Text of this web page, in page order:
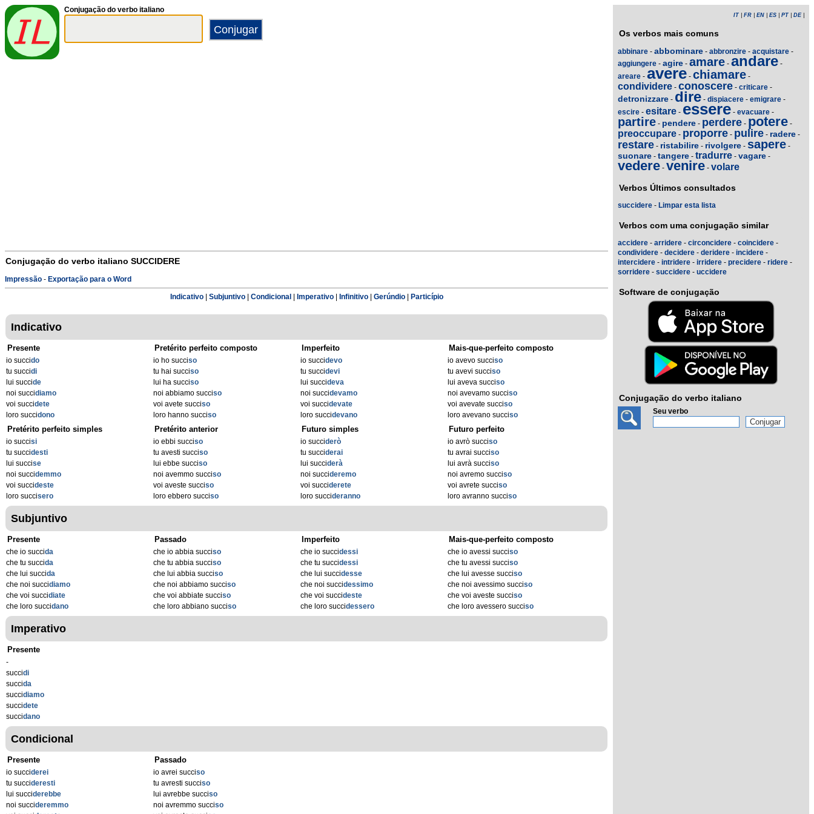
Conjugação do verbo italiano
Conjugação do verbo italiano SUCCIDERE
Impressão - Exportação para o Word
Indicativo| Subjuntivo| Condicional Imperativo| Infinitivo| Gerúndio| Particípio
Indicativo
Presente
io succido
tu succidi
lui succide
noi succidiamo
voi succidete
loro succidono
Pretérito perfeito composto
io ho succiso
tu hai succiso
lui ha succiso
noi abbiamo succiso
voi avete succiso
loro hanno succiso
Imperfeito
io succidevo
tu succidevi
lui succideva
noi succidevamo
voi succidevate
loro succidevano
Mais-que-perfeito composto
io avevo succiso
tu avevi succiso
lui aveva succiso
noi avevamo succiso
voi avevate succiso
loro avevano succiso
Pretérito perfeito simples
io succisi
tu succidesti
lui succise
noi succidemmo
voi succideste
loro succisero
Pretérito anterior
io ebbi succiso
tu avesti succiso
lui ebbe succiso
noi avemmo succiso
voi aveste succiso
loro ebbero succiso
Futuro simples
io succiderò
tu succiderai
lui succiderà
noi succideremo
voi succiderete
loro succideranno
Futuro perfeito
io avrò succiso
tu avrai succiso
lui avrà succiso
noi avremo succiso
voi avrete succiso
loro avranno succiso
Subjuntivo
Presente
che io succida
che tu succida
che lui succida
che noi succidiamo
che voi succidiate
che loro succidano
Passado
che io abbia succiso
che tu abbia succiso
che lui abbia succiso
che noi abbiamo succiso
che voi abbiate succiso
che loro abbiano succiso
Imperfeito
che io succidessi
che tu succidessi
che lui succidesse
che noi succidessimo
che voi succideste
che loro succidessero
Mais-que-perfeito composto
che io avessi succiso
che tu avessi succiso
che lui avesse succiso
che noi avessimo succiso
che voi aveste succiso
che loro avessero succiso
Imperativo
Presente
-
succidi
succida
succidiamo
succidete
succidano
Condicional
Presente
io succiderei
tu succideresti
lui succiderebbe
noi succideremmo
Passado
io avrei succiso
tu avresti succiso
lui avrebbe succiso
noi avremmo succiso
IT FR EN ES PT DE|
Os verbos mais comuns
abbinare - abbominare - abbronzire - acquistare -
aggiungere - agire - amare - andare -
areare - avere - chiamare -
condividere - conoscere - criticare -
detronizzare - dire - dispiacere - emigrare -
escire - esitare - essere - evacuare -
partire - pendere - perdere - potere -
preoccupare - proporre - pulire - radere -
restare - ristabilire - rivolgere - sapere -
suonare - tangere - tradurre - vagare -
vedere - venire - volare
Verbos Últimos consultados
succidere - Limpar esta lista
Verbos com uma conjugação similar
accidere - arridere - circoncidere - coincidere -
condividere - decidere - deridere - incidere -
intercidere - intridere - irridere - precidere - ridere -
sorridere - succidere - uccidere
Software de conjugação
Conjugação do verbo italiano
Seu verbo